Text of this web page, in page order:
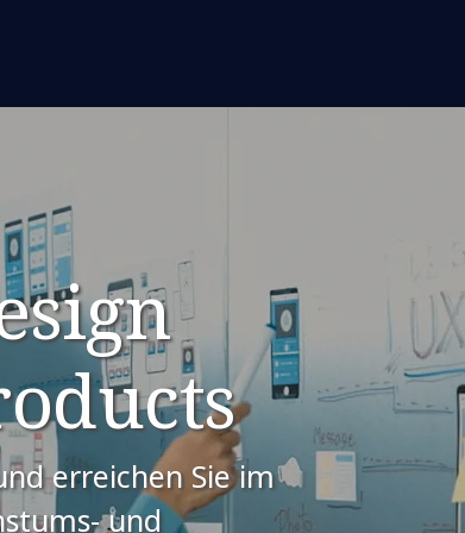
erreichen Sie im
und